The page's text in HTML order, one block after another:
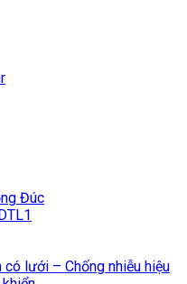
Đúc
có lưới – Chống nhiễu hiệu